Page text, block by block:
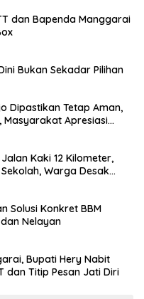
dan Bapenda Manggarai
Bukan Sekadar Pilihan
Dipastikan Tetap Aman,
Masyarakat Apresiasi
Kaki 12 Kilometer,
Warga Desak
Solusi Konkret BBM
Nelayan
Bupati Hery Nabit
dan Titip Pesan Jati Diri